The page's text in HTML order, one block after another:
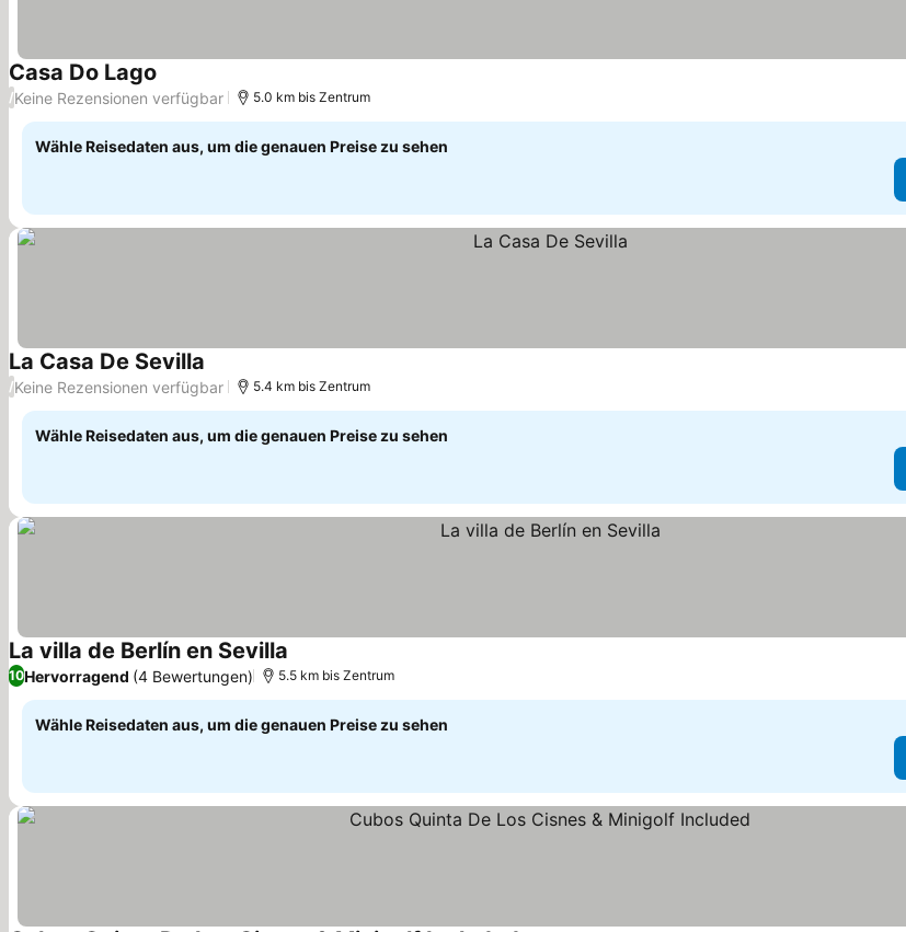
Casa Do Lago Preise sehen
/Keine Rezensionen verfügbar 5.0 km bis Zentrum
Wähle Reisedaten aus, um die genauen Preise zu sehen
La Casa De Sevilla Preise sehen
/Keine Rezensionen verfügbar 5.4 km bis Zentrum
Wähle Reisedaten aus, um die genauen Preise zu sehen
La villa de Berlín en Sevilla
10Hervorragend (4 Bewertungen) 5.5 km bis Zentrum
Wähle Reisedaten aus, um die genauen Preise zu sehen